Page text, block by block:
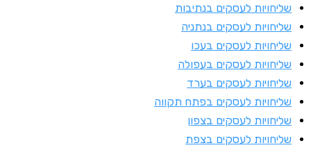
לעסקים בנתיבות
לעסקים בנתניה
לעסקים בעכו
לעסקים בעפולה
לעסקים בערד
לעסקים בפתח תקווה
לעסקים בצפון
לעסקים בצפת